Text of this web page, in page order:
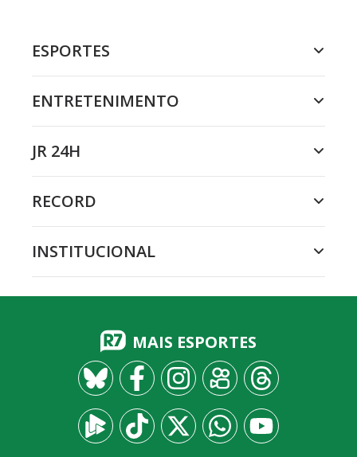
ESPORTES
ENTRETENIMENTO
JR 24H
RECORD
INSTITUCIONAL
MAIS ESPORTES